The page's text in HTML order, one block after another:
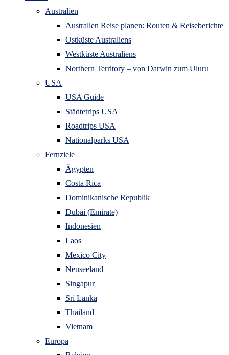
Australien
Australien Reise planen: Routen & Reiseberichte
Ostküste Australiens
Westküste Australiens
Northern Territory – von Darwin zum Uluru
USA
USA Guide
Städtetrips USA
Roadtrips USA
Nationalparks USA
Fernziele
Ägypten
Costa Rica
Dominikanische Republik
Dubai (Emirate)
Indonesien
Laos
Mexico City
Neuseeland
Singapur
Sri Lanka
Thailand
Vietnam
Europa